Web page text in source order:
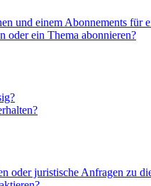
und einem Abonnements für
oder ein Thema abonnieren?
oder juristische Anfragen zu